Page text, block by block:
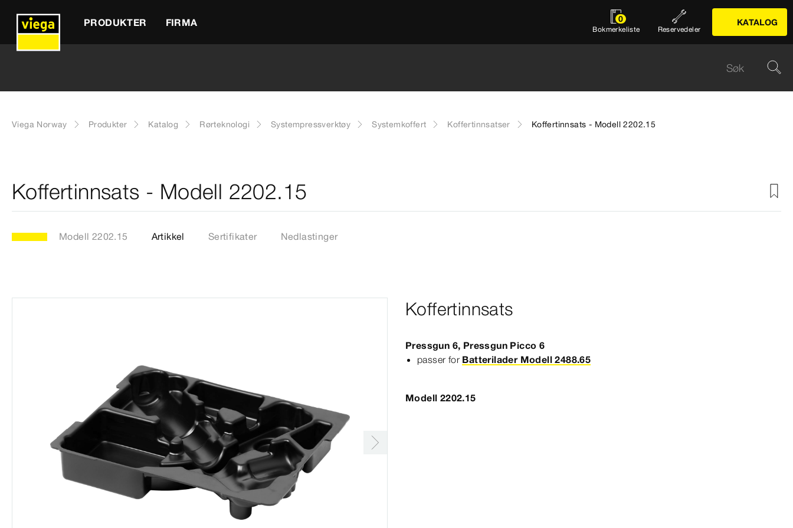
PRODUKTER FIRMA 0
Bokmerkeliste Reservedeler
KATALOG
Viega Norway Produkter Katalog Rørteknologi Systempressverktøy Systemkoffert Koffertinnsatser Koffertinnsats - Modell 2202.15
Koffertinnsats - Modell 2202.15
Modell 2202.15 Artikkel Sertifikater Nedlastinger
Koffertinnsats
Pressgun 6, Pressgun Picco 6
passer for Batterilader Modell 2488.65
Modell 2202.15